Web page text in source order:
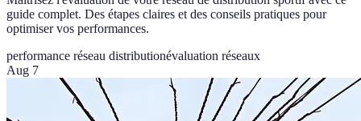
guide complet. Des étapes claires et des conseils pratiques pour
optimiser vos performances.
performance réseau distributionévaluation réseaux
Aug 7